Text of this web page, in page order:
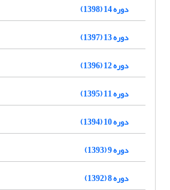
دوره 14 (1398)
دوره 13 (1397)
دوره 12 (1396)
دوره 11 (1395)
دوره 10 (1394)
دوره 9 (1393)
دوره 8 (1392)